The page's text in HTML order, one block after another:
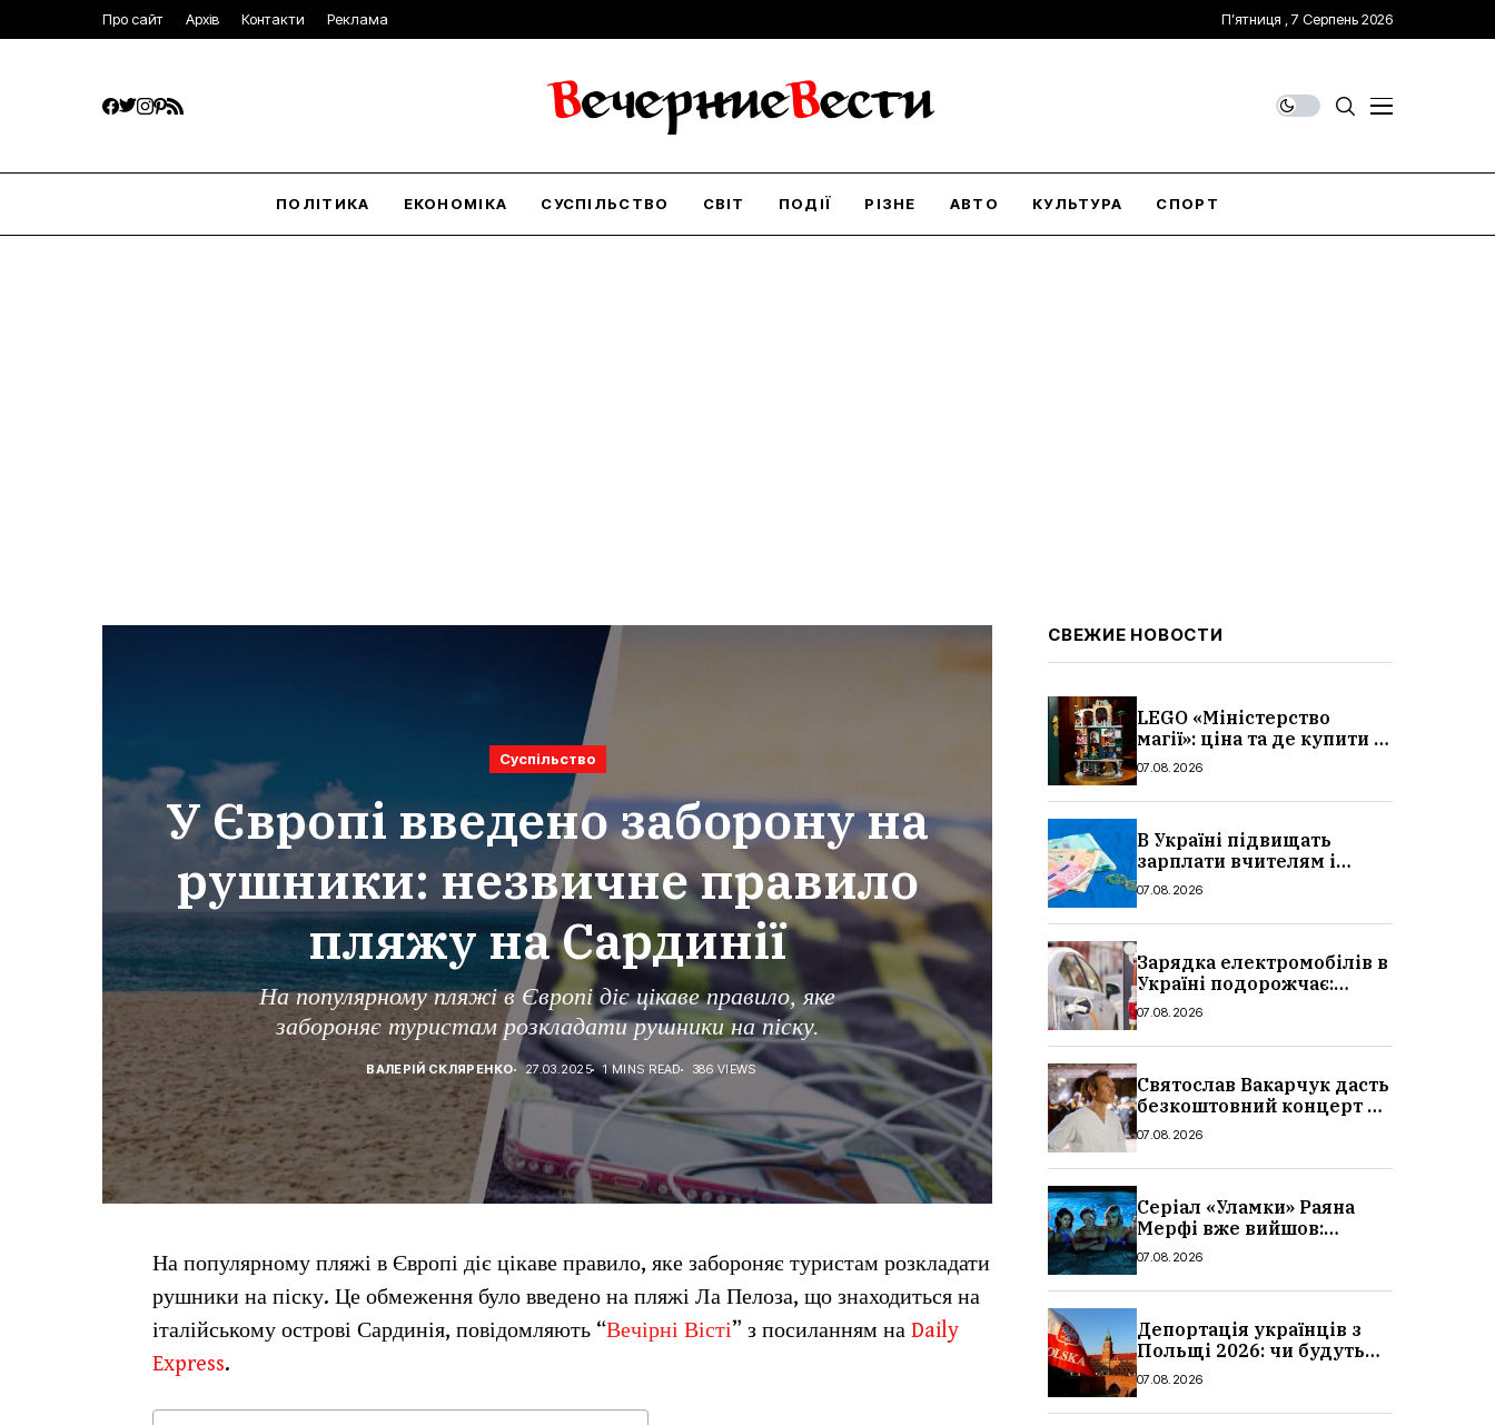
Про сайт Архів Контакти Реклама П’ятниця , 7 Серпень 2026
ПОЛІТИКА ЕКОНОМІКА СУСПІЛЬСТВО СВІТ ПОДІЇ РІЗНЕ АВТО КУЛЬТУРА СПОРТ
Суспільство
У Європі введено заборону на
рушники: незвичне правило
пляжу на Сардинії
На популярному пляжі в Європі діє цікаве правило, яке
забороняє туристам розкладати рушники на піску.
ВАЛЕРІЙ СКЛЯРЕНКО 27.03.2025 1 MINS READ 386 VIEWS
На популярному пляжі в Європі діє цікаве правило, яке забороняє туристам розкладати
рушники на піску. Це обмеження було введено на пляжі Ла Пелоза, що знаходиться на
італійському острові Сардинія, повідомляють “Вечірні Вісті” з посиланням на Daily
Express.
СВЕЖИЕ НОВОСТИ
LEGO «Міністерство
магії»: ціна та де купити в
Україні
07.08.2026
В Україні підвищать
зарплати вчителям і
стипендії студентам з 1
суми, розмір
07.08.2026
Зарядка електромобілів в
Україні подорожчає:
причина і нові ціни з
07.08.2026
Святослав Вакарчук дасть
безкоштовний концерт у
Львові: дата і місце
07.08.2026
Серіал «Уламки» Раяна
Мерфі вже вийшов:
сюжет, актори та всі
07.08.2026
Депортація українців з
Польщі 2026: чи будуть
висилати українських
07.08.2026